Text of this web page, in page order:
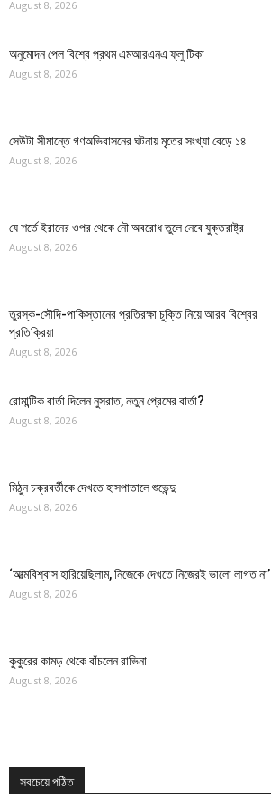
August 8, 2026
অনুমোদন পেল বিশ্বে প্রথম এমআরএনএ ফ্লু টিকা
August 8, 2026
সেউটা সীমান্তে গণঅভিবাসনের ঘটনায় মৃতের সংখ্যা বেড়ে ১৪
August 8, 2026
যে শর্তে ইরানের ওপর থেকে নৌ অবরোধ তুলে নেবে যুক্তরাষ্ট্র
August 8, 2026
তুরস্ক-সৌদি-পাকিস্তানের প্রতিরক্ষা চুক্তি নিয়ে আরব বিশ্বের
প্রতিক্রিয়া
August 8, 2026
রোমান্টিক বার্তা দিলেন নুসরাত, নতুন প্রেমের বার্তা?
August 8, 2026
মিঠুন চক্রবর্তীকে দেখতে হাসপাতালে শুভেন্দু
August 8, 2026
‘আত্মবিশ্বাস হারিয়েছিলাম, নিজেকে দেখতে নিজেরই ভালো লাগত না’
August 8, 2026
কুকুরের কামড় থেকে বাঁচলেন রাভিনা
August 8, 2026
সবচেয়ে পঠিত